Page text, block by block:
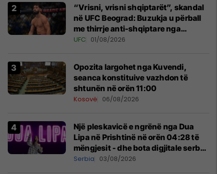
“Vrisni, vrisni shqiptarët”, skandal
në UFC Beograd: Buzukja u përball
me thirrje anti-shqiptare nga
tribunat
UFC 01/08/2026
Opozita largohet nga Kuvendi,
seanca konstituive vazhdon të
shtunën në orën 11:00
Kosovë 06/08/2026
Një pleskavicë e ngrënë nga Dua
Lipa në Prishtinë në orën 04:28 të
mëngjesit - dhe bota digjitale serbe
shpall gjendjen e luftës
Serbia 03/08/2026